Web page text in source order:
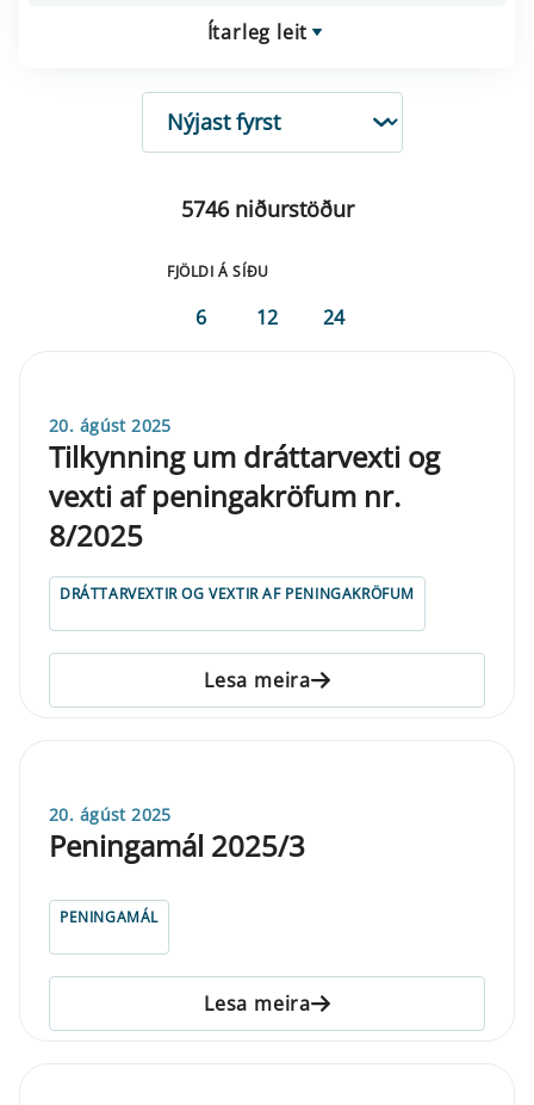
Ítarleg leit
RÖÐUN
5746 niðurstöður
FJÖLDI Á SÍÐU
6 12 24
20. ágúst 2025
Tilkynning um dráttarvexti og
vexti af peningakröfum nr.
8/2025
DRÁTTARVEXTIR OG VEXTIR AF PENINGAKRÖFUM
Lesa meira
20. ágúst 2025
Peningamál 2025/3
PENINGAMÁL
Lesa meira